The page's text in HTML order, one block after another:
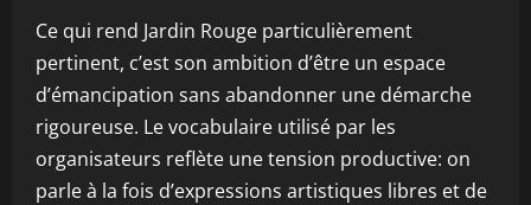
Ce qui rend Jardin Rouge particulièrement
pertinent, c’est son ambition d’être un espace
d’émancipation sans abandonner une démarche
rigoureuse. Le vocabulaire utilisé par les
organisateurs reflète une tension productive: on
parle à la fois d’expressions artistiques libres et de